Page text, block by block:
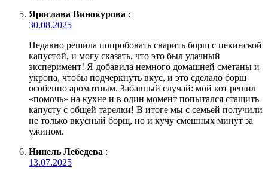
Ярослава Винокурова :
30.08.2025
Недавно решила попробовать сварить борщ с пекинской
капустой, и могу сказать, что это был удачный
эксперимент! Я добавила немного домашней сметаны и
укропа, чтобы подчеркнуть вкус, и это сделало борщ
особенно ароматным. Забавный случай: мой кот решил
«помочь» на кухне и в один момент попытался стащить
капусту с общей тарелки! В итоге мы с семьей получили
не только вкусный борщ, но и кучу смешных минут за
ужином.
Нинель Лебедева :
13.07.2025